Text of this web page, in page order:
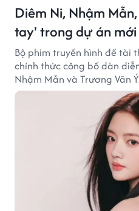
Diêm Ni, Nhậm
tay' trong dự án mới
Bộ phim truyền hình đề tài
chính thức công bố dàn
Nhậm Mẫn và Trương Vãn